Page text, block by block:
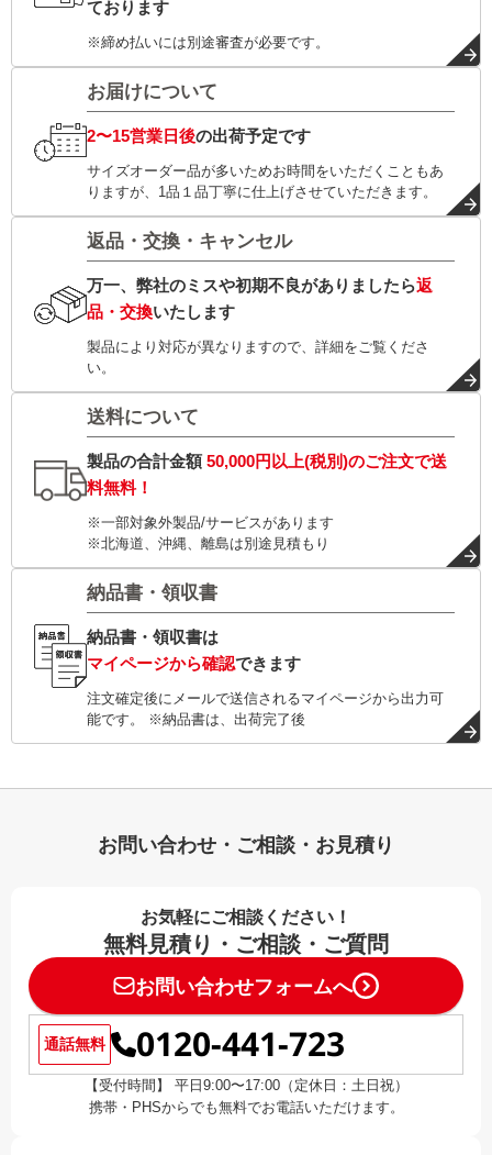
ております
※締め払いには別途審査が必要です。
お届けについて
2〜15営業日後の出荷予定です
サイズオーダー品が多いためお時間をいただくこともあ
りますが、1品１品丁寧に仕上げさせていただきます。
返品・交換・キャンセル
万一、弊社のミスや初期不良がありましたら返
品・交換いたします
製品により対応が異なりますので、詳細をご覧くださ
い。
送料について
製品の合計金額50,000円以上(税別)のご注文で送
料無料！
※一部対象外製品/サービスがあります
※北海道、沖縄、離島は別途見積もり
納品書・領収書
納品書・領収書は
マイページから確認できます
注文確定後にメールで送信されるマイページから出力可
能です。 ※納品書は、出荷完了後
お問い合わせ・ご相談・お見積り
お気軽にご相談ください！
無料見積り・ご相談・ご質問
お問い合わせフォームへ
通話無料 0120-441-723
【受付時間】 平日9:00〜17:00（定休日：土日祝）
携帯・PHSからでも無料でお電話いただけます。